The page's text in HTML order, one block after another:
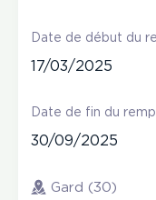
Date de début du
17/03/2025
Date de fin du
30/09/2025
Gard (30)